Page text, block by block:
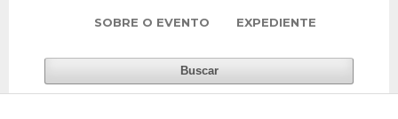
SOBRE O EVENTO EXPEDIENTE
Buscar